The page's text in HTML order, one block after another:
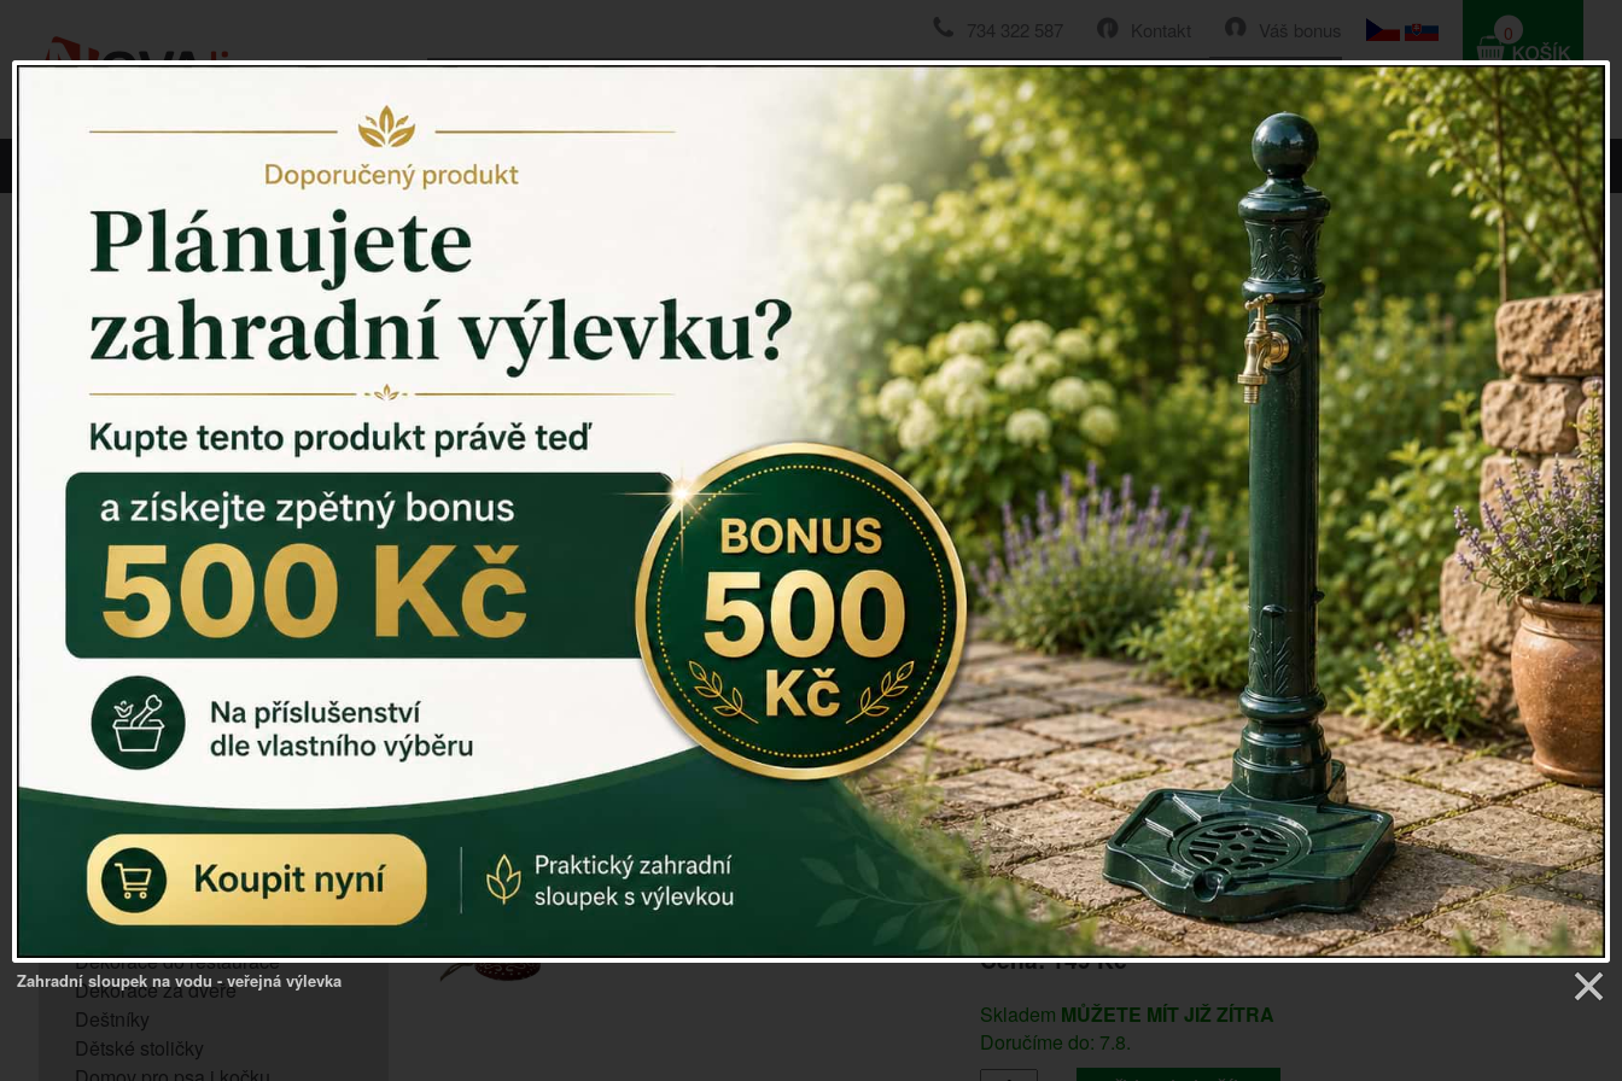
Váš bonus
Kontakt
734 322 587
HLEDAT
0
0 Kč
Vyberte si kategorii: NOVINKY
PÍTKO PRO PTÁKY
ZAHRADNÍ SOCHY
ZAHRADNÍ UMYVADLA
PTAČÍ BUDKY
Litinové škrabáky na boty
DEKORACE NA HROB
RETRO KONZOLE
Domovní čísla - litina
DEKORACE NA ZEĎ
ZVONKOHRA
ZVONY A ZVONKY
PTAČÍ KRMÍTKA
SLUNEČNÍ HODINY
Dózy na brambory a zeleninu
VÝPRODEJ - poslední kusy
Andělé, něžné sošky
Aroma lampy
Buddha soška
BUDKY PRO SÝKORKY
Budky pro vrabce
Bytový textil
Dárky pro muže
Dekorace do bytu
Dekorace do restaurace
Dekorace za dveře
Deštníky
Dětské stoličky
Venkovský domov Dekorace do roubenky - srdce z lásky 22 x 22 cm
Dekorace do roubenky - srdce z lásky 22 x 22
cm
Dekorace do roubenkysrdce uz lásky vyrobené broušením a ručním
opracováním z mangového dřeva.
Srdce je v posledním kroku ručně vymalované, opoatřené kovovým
háčkem a jutovým provazem pro zavěšení. Může tak sloužit jako
závěsná dekorace i pro položení na komodu.
Díky ručnímu zpracování a přírodnímu materiálu se hodí do
venkovského interiéru, nebo roubenky.
Materiál: kov, juta, dřevo
Rozměry: 22 x 22cm srdce / závěs cca 15cm
Záruka: 2 roky
Kód:E4392
Další parametry
DOPRODEJ POSLEDNÍCH KUSŮ - PŮVODNÍ CENA 364.-
Cena: 149 Kč
Skladem MŮŽETE MÍT JIŽ ZÍTRA
Doručíme do: 7.8.
Zahradní sloupek na vodu - veřejná výlevka